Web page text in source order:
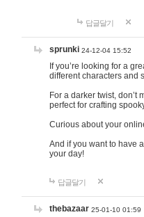
답글달기
sprunki 24-12-04 15:52
If you’re looking for a
different characters and
For a darker twist, don’t
perfect for crafting
Curious about your
And if you want to have
your day!
답글달기
thebazaar 25-01-10 01:59